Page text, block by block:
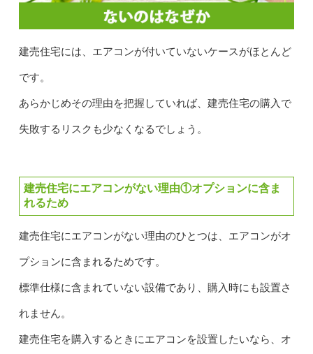
建売住宅には、エアコンが付いていないケースがほとんど
です。
あらかじめその理由を把握していれば、建売住宅の購入で
失敗するリスクも少なくなるでしょう。
建売住宅にエアコンがない理由①オプションに含ま
れるため
建売住宅にエアコンがない理由のひとつは、エアコンがオ
プションに含まれるためです。
標準仕様に含まれていない設備であり、購入時にも設置さ
れません。
建売住宅を購入するときにエアコンを設置したいなら、オ